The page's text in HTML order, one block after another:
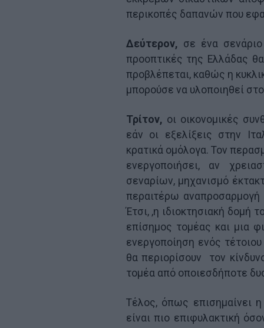
περικοπές δαπανών που
Δεύτερον, σε ένα
προοπτικές της Ελλάδας
προβλέπεται, καθώς η
μπορούσε να υλοποιηθεί
Τρίτον, οι οικονομικές
εάν οι εξελίξεις στην
κρατικά ομόλογα. Τον
ενεργοποιήσει, αν
σεναρίων, μηχανισμό
περαιτέρω
Έτσι, ,η ιδιοκτησιακή δομή
επίσημος τομέας και μια
ενεργοποίηση ενός
θα περιορίσουν τον
τομέα από οποιεσδήποτε
Τέλος, όπως επισημαίνει
είναι πιο επιφυλακτική